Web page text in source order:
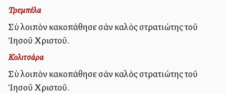
Τρεμπέλα
Σὺ λοιπὸν κακοπάθησε σὰν καλὸς στρατιώτης τοῦ
Ἰησοῦ Χριστοῦ.
Κολιτσάρα
Σὺ λοιπὸν κακοπάθησε σὰν καλὸς στρατιώτης τοῦ
Ἰησοῦ Χριστοῦ.